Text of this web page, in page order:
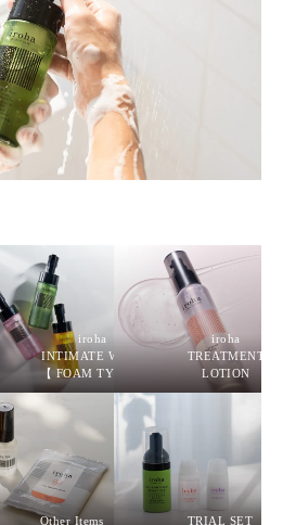
iroha
INTIMATE WASH
【 FOAM TYPE 】
iroha
TREATMENT
LOTION
Other Items TRIAL SET